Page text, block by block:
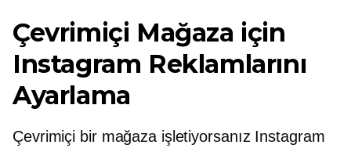
Çevrimiçi Mağaza için
Instagram Reklamlarını
Ayarlama
Çevrimiçi bir mağaza işletiyorsanız Instagram